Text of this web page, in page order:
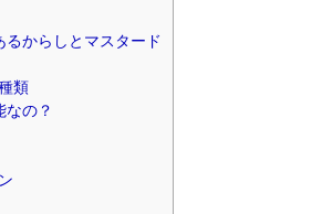
るからしとマスタード
類
なの？